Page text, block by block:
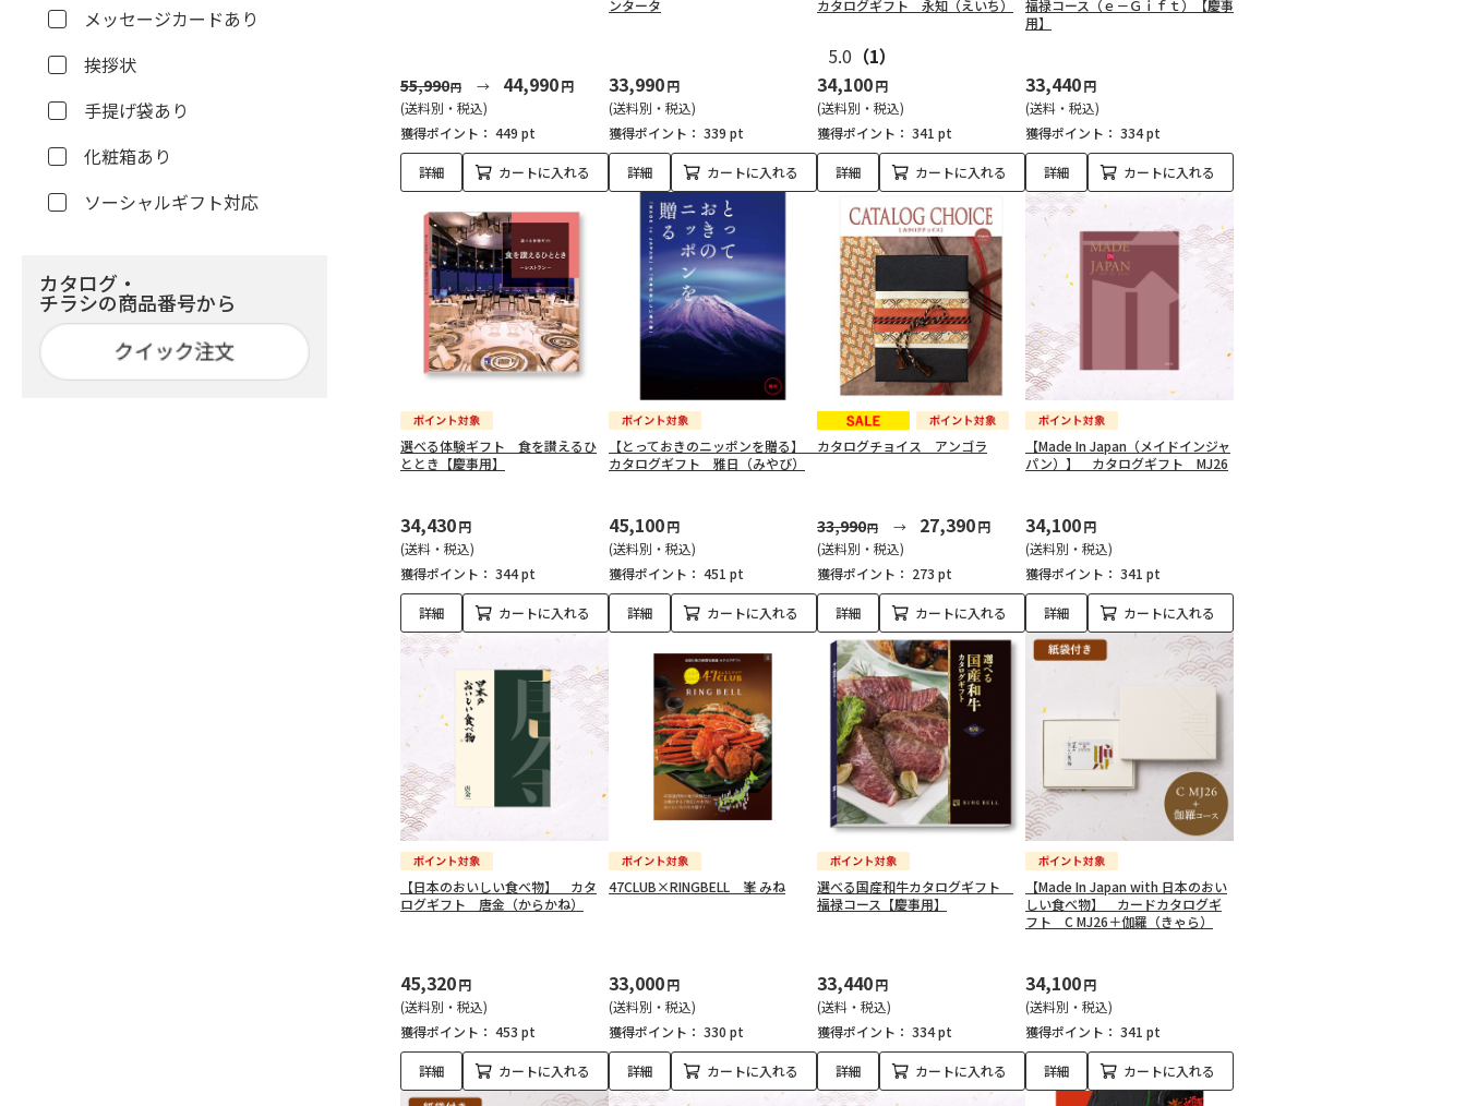
55,990円 44,990円
(送料別・税込)
獲得ポイント： 449 pt
詳細 カートに入れる
ンタータ
33,990円
(送料別・税込)
獲得ポイント： 339 pt
詳細 カートに入れる
カタログギフト 永知（えいち）
5.0 （1）
34,100円
(送料別・税込)
獲得ポイント： 341 pt
詳細 カートに入れる
福禄コース（ｅ－Ｇｉｆｔ）【慶事
用】
33,440円
(送料・税込)
獲得ポイント： 334 pt
詳細 カートに入れる
選べる体験ギフト 食を讃えるひ
ととき【慶事用】
34,430円
(送料・税込)
獲得ポイント： 344 pt
詳細 カートに入れる
【とっておきのニッポンを贈る】
カタログギフト 雅日（みやび）
45,100円
(送料別・税込)
獲得ポイント： 451 pt
詳細 カートに入れる
カタログチョイス アンゴラ
33,990円 27,390円
(送料別・税込)
獲得ポイント： 273 pt
詳細 カートに入れる
【Made In Japan（メイドインジャ
パン）】 カタログギフト MJ26
34,100円
(送料別・税込)
獲得ポイント： 341 pt
詳細 カートに入れる
【日本のおいしい食べ物】 カタ
ログギフト 唐金（からかね）
45,320円
(送料別・税込)
獲得ポイント： 453 pt
詳細 カートに入れる
47CLUB×RINGBELL 峯 みね
33,000円
(送料別・税込)
獲得ポイント： 330 pt
詳細 カートに入れる
選べる国産和牛カタログギフト
福禄コース【慶事用】
33,440円
(送料・税込)
獲得ポイント： 334 pt
詳細 カートに入れる
【Made In Japan with 日本のおい
しい食べ物】 カードカタログギ
フト C MJ26＋伽羅（きゃら）
34,100円
(送料別・税込)
獲得ポイント： 341 pt
詳細 カートに入れる
メッセージカードあり
挨拶状
手提げ袋あり
化粧箱あり
ソーシャルギフト対応
カタログ・
チラシの商品番号から